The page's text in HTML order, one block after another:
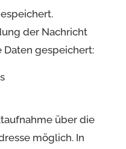
der Nachricht
gespeichert:
über die
möglich. In